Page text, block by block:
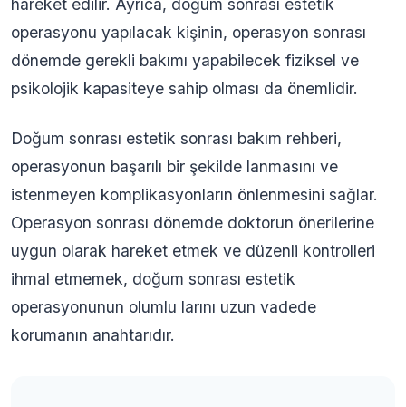
hareket edilir. Ayrıca, doğum sonrası estetik
operasyonu yapılacak kişinin, operasyon sonrası
dönemde gerekli bakımı yapabilecek fiziksel ve
psikolojik kapasiteye sahip olması da önemlidir.
Doğum sonrası estetik sonrası bakım rehberi,
operasyonun başarılı bir şekilde lanmasını ve
istenmeyen komplikasyonların önlenmesini sağlar.
Operasyon sonrası dönemde doktorun önerilerine
uygun olarak hareket etmek ve düzenli kontrolleri
ihmal etmemek, doğum sonrası estetik
operasyonunun olumlu larını uzun vadede
korumanın anahtarıdır.